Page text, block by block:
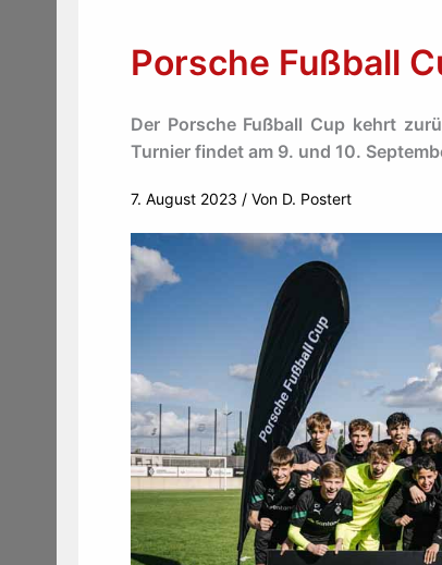
Porsche Fußball
Der Porsche Fußball Cup kehrt
Turnier findet am 9. und 10.
7. August 2023 / Von D. Postert